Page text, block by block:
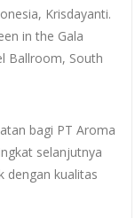
Krisdayanti.
in the Gala
Ballroom, South
bagi PT Aroma
selanjutnya
dengan kualitas